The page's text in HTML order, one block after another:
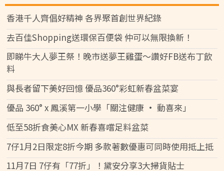
香港千人齊倡好精神 各界聚首創世界紀錄
去百佳Shopping送環保百便袋 仲可以無限換新！
即睇牛大人夢王祭！晚市送夢王雞蛋～讚好FB送布丁飲
料
與長者留下美好回憶 優品360°彩虹新春盆菜宴
優品 360° x 鳳溪第一小學「關注健康 • 動喜來」
低至58折食美心MX 新春喜嚐足料盆菜
7仔1月2日限定8折今期 多款著數優惠可同時使用抵上抵
11月7日 7仔有「77折」！黛安分享3大掃貨貼士